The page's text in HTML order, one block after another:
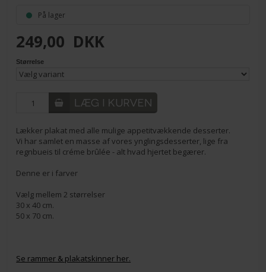
På lager
249,00 DKK
Størrelse
Lækker plakat med alle mulige appetitvækkende desserter.
Vi har samlet en masse af vores ynglingsdesserter, lige fra
regnbueis til créme brûlée - alt hvad hjertet begærer.
Denne er i farver
Vælg mellem 2 størrelser
30 x 40 cm.
50 x 70 cm.
Se rammer & plakatskinner her.